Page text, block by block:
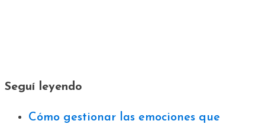
Seguí leyendo
Cómo gestionar las emociones que